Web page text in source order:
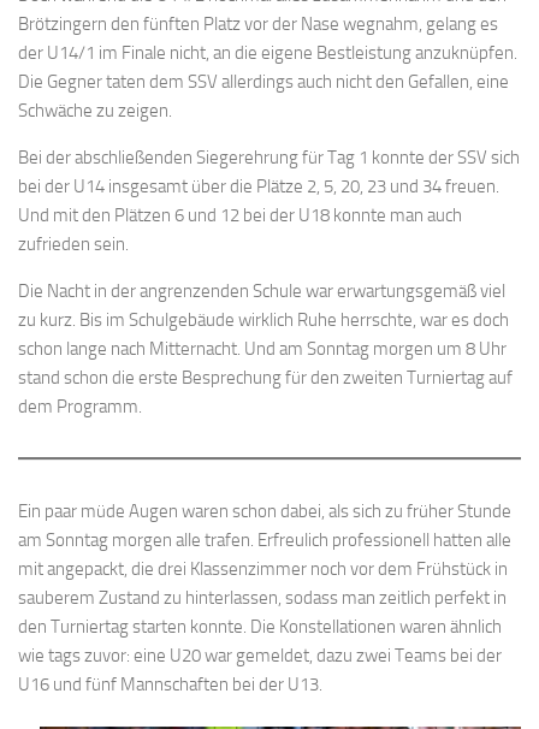
Brötzingern den fünften Platz vor der Nase wegnahm, gelang es
der U14/1 im Finale nicht, an die eigene Bestleistung anzuknüpfen.
Die Gegner taten dem SSV allerdings auch nicht den Gefallen, eine
Schwäche zu zeigen.
Bei der abschließenden Siegerehrung für Tag 1 konnte der SSV sich
bei der U14 insgesamt über die Plätze 2, 5, 20, 23 und 34 freuen.
Und mit den Plätzen 6 und 12 bei der U18 konnte man auch
zufrieden sein.
Die Nacht in der angrenzenden Schule war erwartungsgemäß viel
zu kurz. Bis im Schulgebäude wirklich Ruhe herrschte, war es doch
schon lange nach Mitternacht. Und am Sonntag morgen um 8 Uhr
stand schon die erste Besprechung für den zweiten Turniertag auf
dem Programm.
Ein paar müde Augen waren schon dabei, als sich zu früher Stunde
am Sonntag morgen alle trafen. Erfreulich professionell hatten alle
mit angepackt, die drei Klassenzimmer noch vor dem Frühstück in
sauberem Zustand zu hinterlassen, sodass man zeitlich perfekt in
den Turniertag starten konnte. Die Konstellationen waren ähnlich
wie tags zuvor: eine U20 war gemeldet, dazu zwei Teams bei der
U16 und fünf Mannschaften bei der U13.